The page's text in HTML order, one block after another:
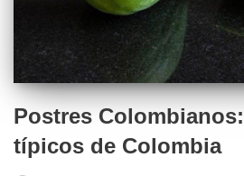
Postres
típicos de Colombia